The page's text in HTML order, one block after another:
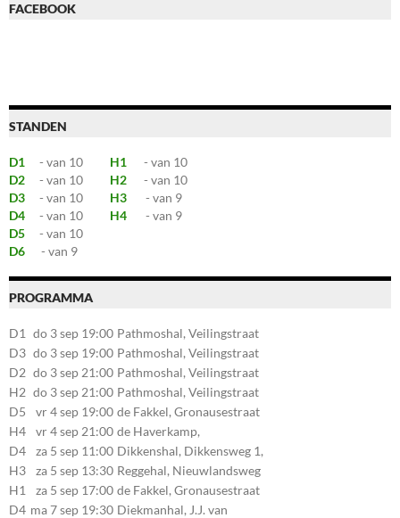
FACEBOOK
STANDEN
D1 - van 10 H1
- van 10
D2
- van 10 H2
- van 10
D3
- van 10 H3
- van 9
D4
- van 10 H4
- van 9
D5
- van 10
D6
- van 9
PROGRAMMA
D1 do 3 sep 19:00 Pathmoshal, Veilingstraat
20, 7545LZ Enschede
D3 do 3 sep 19:00 Pathmoshal, Veilingstraat
20, 7545LZ Enschede
D2 do 3 sep 21:00 Pathmoshal, Veilingstraat
20, 7545LZ Enschede
H2 do 3 sep 21:00 Pathmoshal, Veilingstraat
20, 7545LZ Enschede
D5 vr 4 sep 19:00 de Fakkel, Gronausestraat
107, 7581CE Losser
H4 vr 4 sep 21:00 de Haverkamp,
Stationsstraat 30, 7475AM
Markelo
D4 za 5 sep 11:00 Dikkenshal, Dikkensweg 1,
7641CC Wierden
H3 za 5 sep 13:30 Reggehal, Nieuwlandsweg
1, 7461VP Rijssen
H1 za 5 sep 17:00 de Fakkel, Gronausestraat
107, 7581CE Losser
D4 ma 7 sep 19:30 Diekmanhal, J.J. van